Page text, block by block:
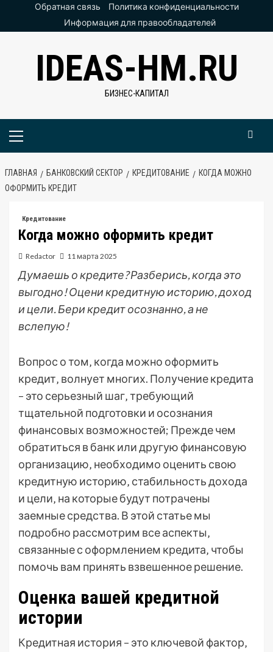
ПерейтиОбратная связь
Политика конфиденциальности
Информация для правообладателей
IDEAS-HM.RU
БИЗНЕС-КАПИТАЛ
Основное
ГЛАВНАЯ БАНКОВСКИЙ СЕКТОР КРЕДИТОВАНИЕ
КОГДА МОЖНО
ОФОРМИТЬ КРЕДИТ
Кредитование
Когда можно оформить кредит
Redactor 11 марта 2025
Думаешь о кредите? Разберись, когда это
выгодно! Оцени кредитную историю, доход
и цели. Бери кредит осознанно, а не
вслепую!
Вопрос о том‚ когда можно оформить
кредит‚ волнует многих. Получение кредита
– это серьезный шаг‚ требующий
тщательной подготовки и осознания
финансовых возможностей; Прежде чем
обратиться в банк или другую финансовую
организацию‚ необходимо оценить свою
кредитную историю‚ стабильность дохода
и цели‚ на которые будут потрачены
заемные средства. В этой статье мы
подробно рассмотрим все аспекты‚
связанные с оформлением кредита‚ чтобы
помочь вам принять взвешенное решение.
Оценка вашей кредитной
истории
Кредитная история – это ключевой фактор‚